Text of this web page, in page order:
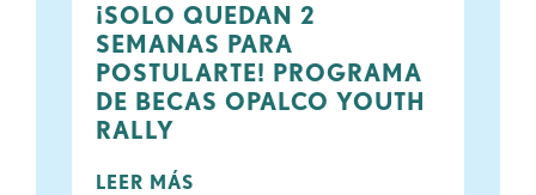
¡SOLO QUEDAN 2
SEMANAS PARA
POSTULARTE! PROGRAMA
DE BECAS OPALCO YOUTH
RALLY
LEER MÁS